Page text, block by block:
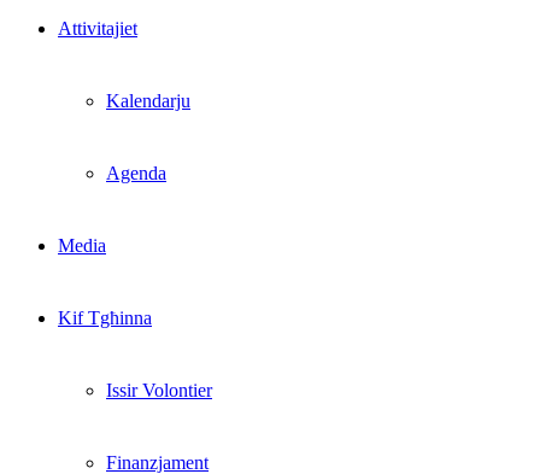
Attivitajiet
Kalendarju
Agenda
Media
Kif Tgħinna
Issir Volontier
Finanzjament